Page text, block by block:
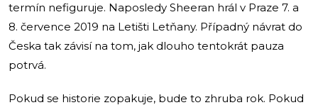
termín nefiguruje. Naposledy Sheeran hrál v Praze 7. a
8. července 2019 na Letišti Letňany. Případný návrat do
Česka tak závisí na tom, jak dlouho tentokrát pauza
potrvá.
Pokud se historie zopakuje, bude to zhruba rok. Pokud